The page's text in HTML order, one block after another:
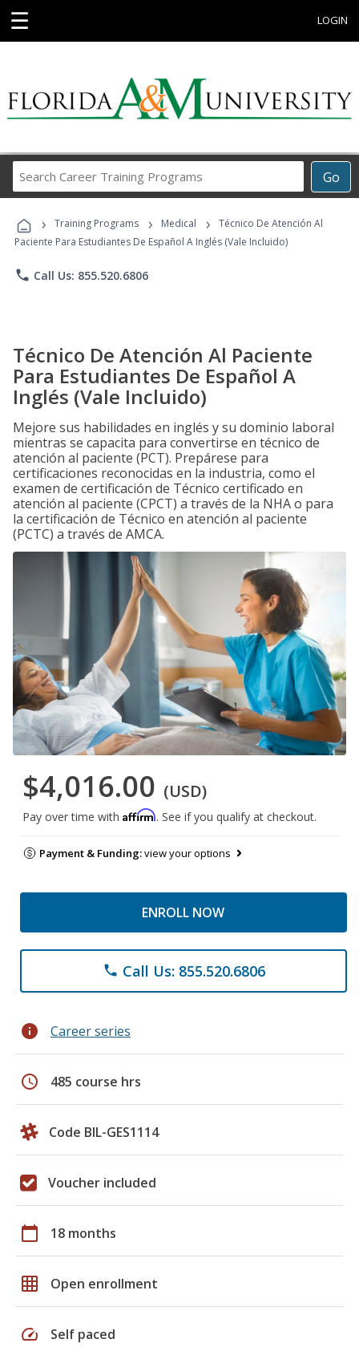
☰ LOGIN
Go
Career
Programs
› Training Programs › Medical ›
Técnico De Atención Al
Paciente Para Estudiantes De Español A Inglés (Vale Incluido)
phone Call Us: 855.520.6806
Técnico De Atención Al Paciente
Para Estudiantes De Español A
Inglés (Vale Incluido)
Mejore sus habilidades en inglés y su dominio laboral
mientras se capacita para convertirse en técnico de
atención al paciente (PCT). Prepárese para
certificaciones reconocidas en la industria, como el
examen de certificación de Técnico certificado en
atención al paciente (CPCT) a través de la NHA o para
la certificación de Técnico en atención al paciente
(PCTC) a través de AMCA.
$4,016.00 (USD)
Pay over time with Affirm. See if you qualify at checkout.
Payment & Funding:view your options
ENROLL NOW
phone Call Us: 855.520.6806
info Career series
schedule 485 course hrs
Code BIL-GES1114
Voucher included
calendar_today 18 months
grid_on Open enrollment
speed Self paced